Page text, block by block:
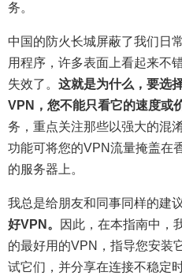
务。
中国的防火长城屏蔽了我们日
用程序，许多表面上看起来不
失效了。 这就是为什么，要选
VPN，您不能只看它的速度或
务，重点关注那些以强大的混
功能可将您的VPN流量掩盖在
的服务器上。
我总是给朋友和同事同样的建议
好VPN。
因此，在本指南中，
的最好用的VPN，指导您安装
试它们，并分享在连接不稳定